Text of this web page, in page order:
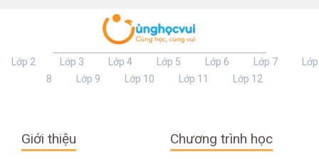
Lớp 2 Lớp 3 Lớp 4 Lớp 5 Lớp 6 Lớp 7
Lớp
8
Lớp 9 Lớp 10 Lớp 11 Lớp 12
Giới thiệu Chương trình học